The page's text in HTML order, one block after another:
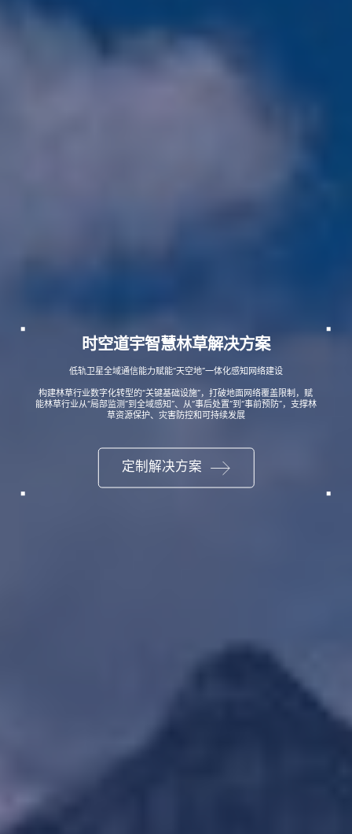
时空道宇智慧林草解决方案
低轨卫星全域通信能力赋能“天空地”一体化感知网络建设
构建林草行业数字化转型的“关键基础设施”，打破地面网络覆盖限制，赋
能林草行业从“局部监测”到全域感知”、从“事后处置”到“事前预防”，支撑林
草资源保护、灾害防控和可持续发展
定制解决方案